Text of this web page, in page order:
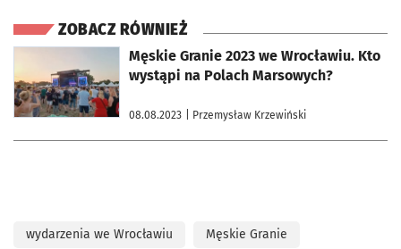
ZOBACZ RÓWNIEŻ
Męskie Granie 2023 we Wrocławiu. Kto
wystąpi na Polach Marsowych?
08.08.2023 | Przemysław Krzewiński
otworzy się w nowej karcie
wydarzenia we Wrocławiu Męskie Granie